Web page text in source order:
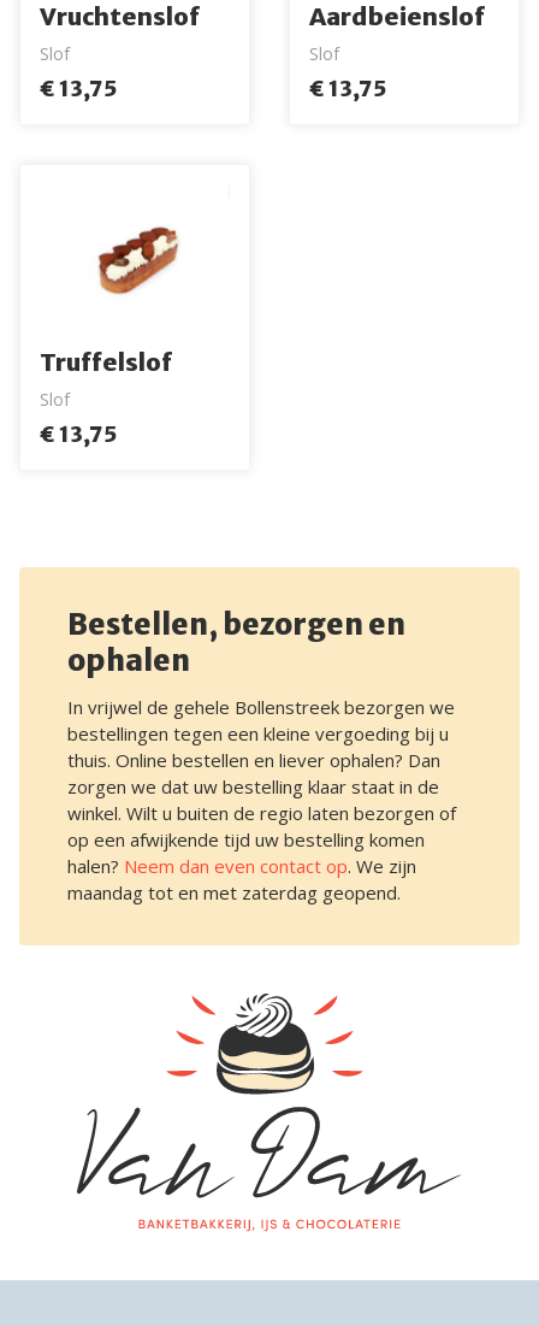
Vruchtenslof
Slof
€ 13,75
Aardbeienslof
Slof
€ 13,75
Truffelslof
Slof
€ 13,75
Bestellen, bezorgen en
ophalen
In vrijwel de gehele Bollenstreek bezorgen we
bestellingen tegen een kleine vergoeding bij u
thuis. Online bestellen en liever ophalen? Dan
zorgen we dat uw bestelling klaar staat in de
winkel. Wilt u buiten de regio laten bezorgen of
op een afwijkende tijd uw bestelling komen
halen? Neem dan even contact op. We zijn
maandag tot en met zaterdag geopend.